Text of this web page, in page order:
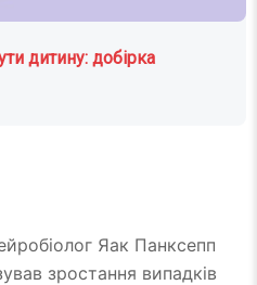
дитину: добірка
Яак Панксепп
зростання випадків